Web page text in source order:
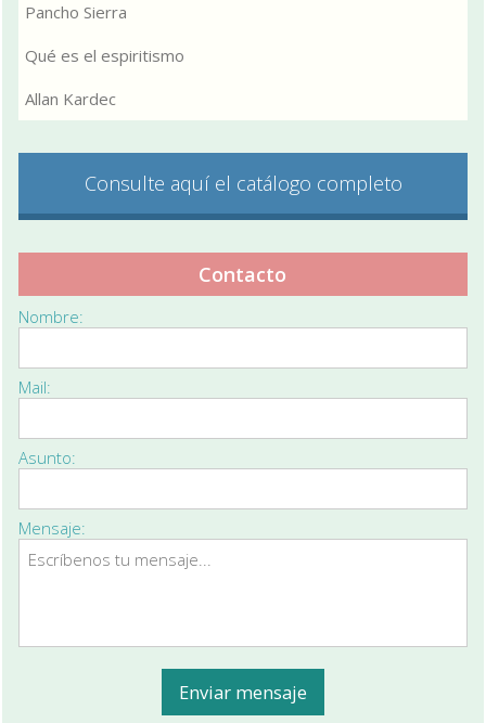
Pancho Sierra
Qué es el espiritismo
Allan Kardec
Consulte aquí el catálogo completo
Contacto
Nombre:
Mail:
Asunto:
Mensaje: